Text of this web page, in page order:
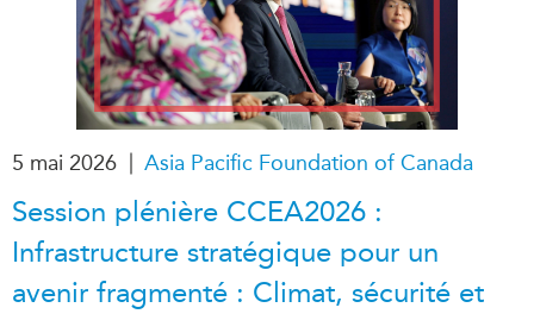
5 mai 2026 | Asia Pacific Foundation of Canada
Session plénière CCEA2026 :
Infrastructure stratégique pour un
avenir fragmenté : Climat, sécurité et